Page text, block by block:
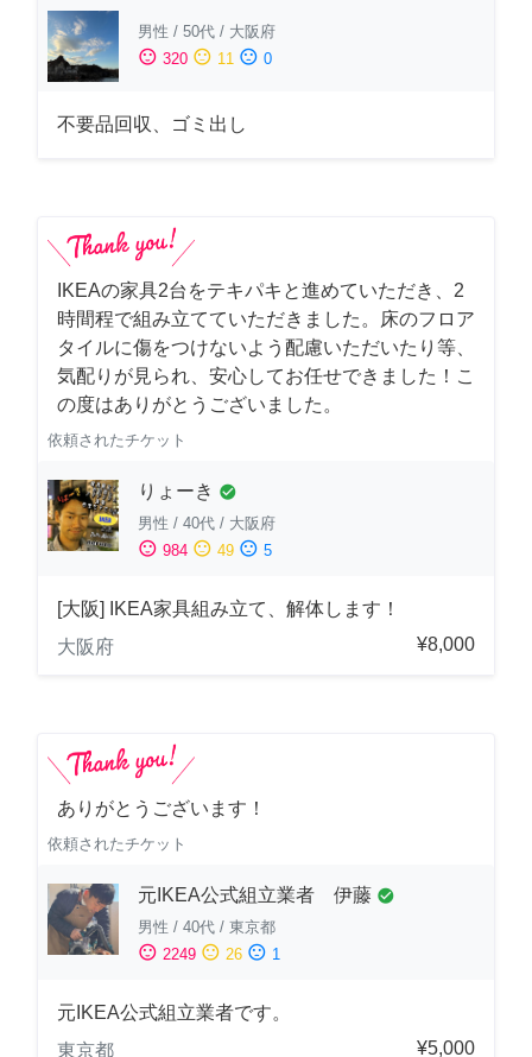
男性 / 50代 / 大阪府
sentiment_satisfied 320 sentiment_neutral 11 sentiment_dissatisfied 0
不要品回収、ゴミ出し
IKEAの家具2台をテキパキと進めていただき、2
時間程で組み立てていただきました。床のフロア
タイルに傷をつけないよう配慮いただいたり等、
気配りが見られ、安心してお任せできました！こ
の度はありがとうございました。
依頼されたチケット
りょーき check_circle
男性 / 40代 / 大阪府
sentiment_satisfied 984 sentiment_neutral 49 sentiment_dissatisfied 5
[大阪] IKEA家具組み立て、解体します！
大阪府
¥8,000
ありがとうございます！
依頼されたチケット
元IKEA公式組立業者 伊藤 check_circle
男性 / 40代 / 東京都
sentiment_satisfied 2249 sentiment_neutral 26 sentiment_dissatisfied 1
元IKEA公式組立業者です。
東京都
¥5,000